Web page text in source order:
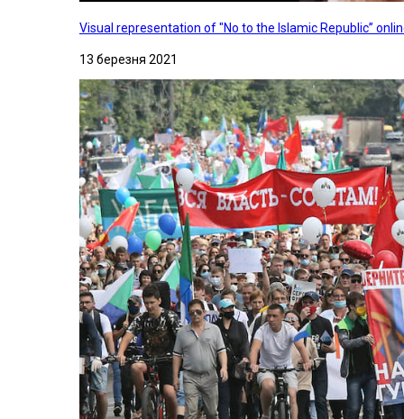
Visual representation of "No to the Islamic Republic”
13 березня 2021